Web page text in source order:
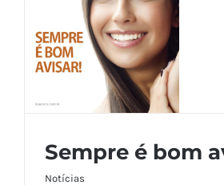
Sempre é bom
Notícias